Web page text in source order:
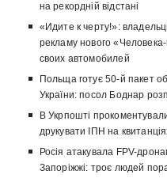
на рекордній відстані
«Идите к черту!»:
рекламу нового
своих автомобилей
Польща готує 50-й пакет
України: посол Боднар
В Укрпошті
друкувати ІПН на
Росія атакувала FPV-
Запоріжжі: троє людей